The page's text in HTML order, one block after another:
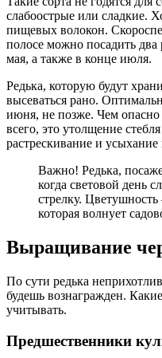
слабоострые или сладкие.
пищевых волокон.
полосе можно посадить два
мая, а также в конце июля.
Редька, которую будут
высеваться рано.
июня, не позже. Чем
всего, это утолщение
растрескивание и усыхание
Важно! Редька,
когда световой день
стрелку.
которая волнует
Выращивание
По сути редька
будешь вознагражден.
учитывать.
Предшественники